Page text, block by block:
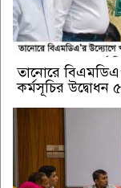
তানোরে
কর্মসূচির উদ্বোধন